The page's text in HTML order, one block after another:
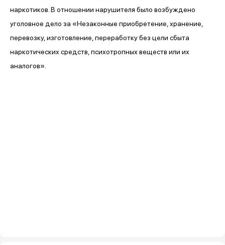
наркотиков. В отношении нарушителя было возбуждено
уголовное дело за «Незаконные приобретение, хранение,
перевозку, изготовление, переработку без цели сбыта
наркотических средств, психотропных веществ или их
аналогов».